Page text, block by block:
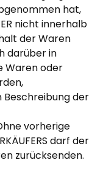
hat,
nicht innerhalb
der Waren
darüber in
Waren oder
der
vorherige
darf der
zurücksenden.